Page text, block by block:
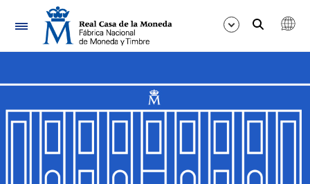
Navegación
Mostrar/Ocultar
Mostrar/Ocultar